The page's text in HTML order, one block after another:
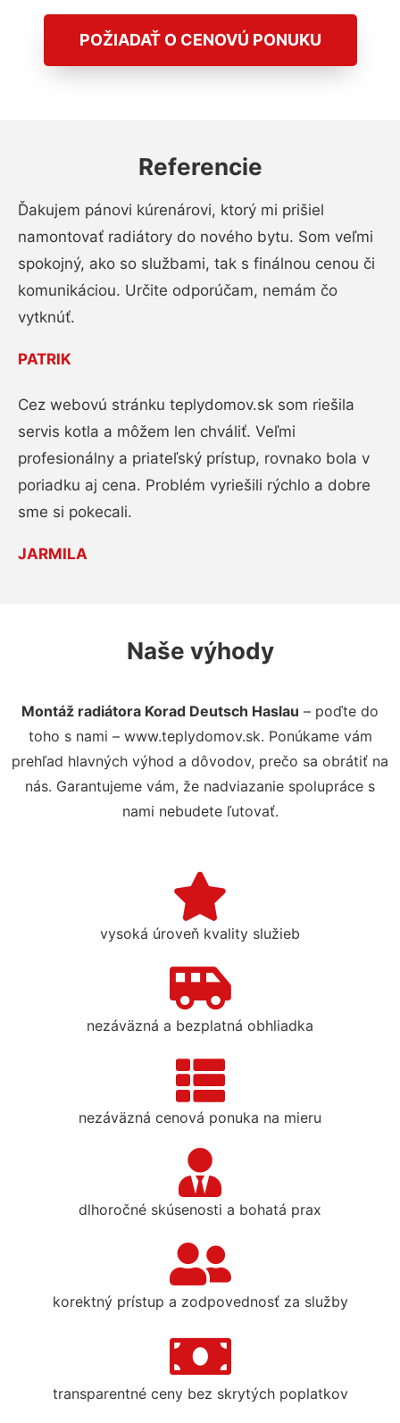
POŽIADAŤ O CENOVÚ PONUKU
Referencie
Ďakujem pánovi kúrenárovi, ktorý mi prišiel
namontovať radiátory do nového bytu. Som veľmi
spokojný, ako so službami, tak s finálnou cenou či
komunikáciou. Určite odporúčam, nemám čo
vytknúť.
PATRIK
Cez webovú stránku teplydomov.sk som riešila
servis kotla a môžem len chváliť. Veľmi
profesionálny a priateľský prístup, rovnako bola v
poriadku aj cena. Problém vyriešili rýchlo a dobre
sme si pokecali.
JARMILA
Naše výhody
Montáž radiátora Korad Deutsch Haslau – poďte do
toho s nami – www.teplydomov.sk. Ponúkame vám
prehľad hlavných výhod a dôvodov, prečo sa obrátiť na
nás. Garantujeme vám, že nadviazanie spolupráce s
nami nebudete ľutovať.
vysoká úroveň kvality služieb
nezáväzná a bezplatná obhliadka
nezáväzná cenová ponuka na mieru
dlhoročné skúsenosti a bohatá prax
korektný prístup a zodpovednosť za služby
transparentné ceny bez skrytých poplatkov